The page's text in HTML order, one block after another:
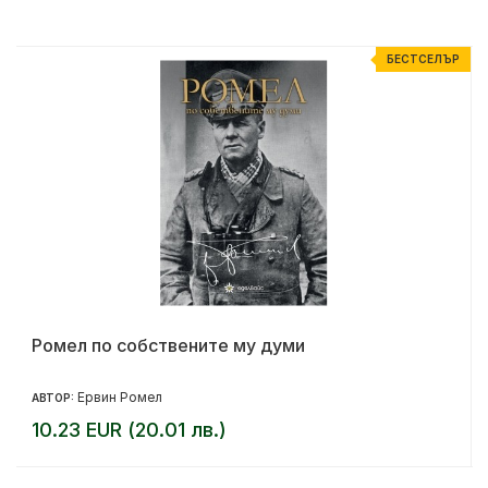
БЕСТСЕЛЪР
Ромел по собствените му думи
АВТОР: Ервин Ромел
10.23 EUR (20.01 лв.)